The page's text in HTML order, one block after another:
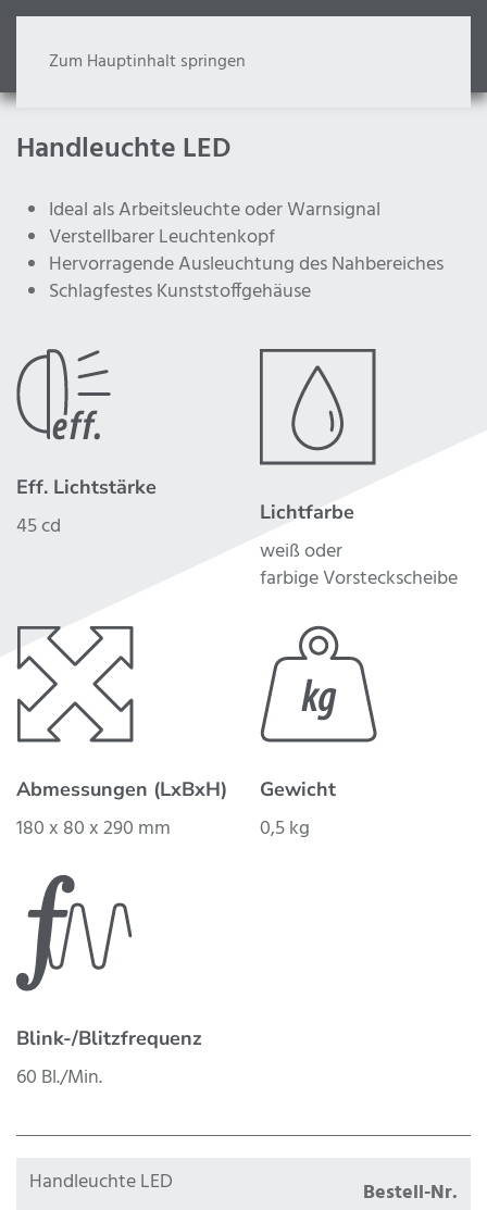
Zum Hauptinhalt springen
Handleuchte LED
Ideal als Arbeitsleuchte oder Warnsignal
Verstellbarer Leuchtenkopf
Hervorragende Ausleuchtung des Nahbereiches
Schlagfestes Kunststoffgehäuse
Eff. Lichtstärke
45 cd Lichtfarbe
weiß oder
farbige Vorsteckscheibe
Abmessungen (LxBxH)
180 x 80 x 290 mm
Gewicht
0,5 kg
Blink-/Blitzfrequenz
60 Bl./Min.
Handleuchte LED
Bestell-Nr.